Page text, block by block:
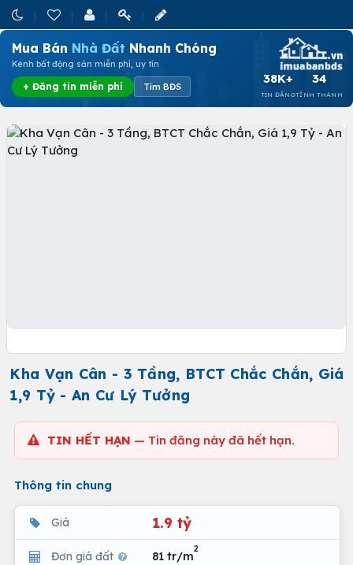
Mua Bán Nhà Đất Nhanh Chóng
Kênh bất động sản miễn phí, uy tín
+ Đăng tin miễn phí Tìm BĐS
38K+
TIN ĐĂNG
34
TỈNH THÀNH
Kha Vạn Cân - 3 Tầng, BTCT Chắc Chắn, Giá
1,9 Tỷ - An Cư Lý Tưởng
TIN HẾT HẠN — Tin đăng này đã hết hạn.
Thông tin chung
Giá 1.9 tỷ
Đơn giá đất 81 tr/m
2